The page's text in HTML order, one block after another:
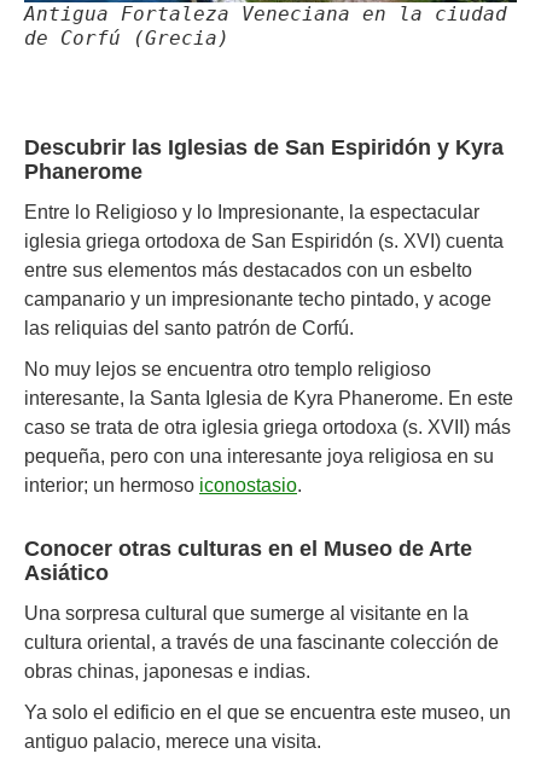
Antigua Fortaleza Veneciana en la ciudad
de Corfú (Grecia)
Descubrir las Iglesias de San Espiridón y Kyra
Phanerome
Entre lo Religioso y lo Impresionante, la espectacular
iglesia griega ortodoxa de San Espiridón (s. XVI) cuenta
entre sus elementos más destacados con un esbelto
campanario y un impresionante techo pintado, y acoge
las reliquias del santo patrón de Corfú.
No muy lejos se encuentra otro templo religioso
interesante, la Santa Iglesia de Kyra Phanerome. En este
caso se trata de otra iglesia griega ortodoxa (s. XVII) más
pequeña, pero con una interesante joya religiosa en su
interior; un hermoso iconostasio.
Conocer otras culturas en el Museo de Arte
Asiático
Una sorpresa cultural que sumerge al visitante en la
cultura oriental, a través de una fascinante colección de
obras chinas, japonesas e indias.
Ya solo el edificio en el que se encuentra este museo, un
antiguo palacio, merece una visita.